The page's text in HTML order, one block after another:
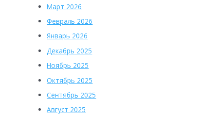
Март 2026
Февраль 2026
Январь 2026
Декабрь 2025
Ноябрь 2025
Октябрь 2025
Сентябрь 2025
Август 2025